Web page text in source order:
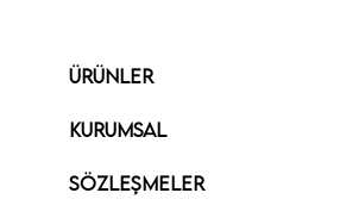
ÜRÜNLER
KURUMSAL
SÖZLEŞMELER